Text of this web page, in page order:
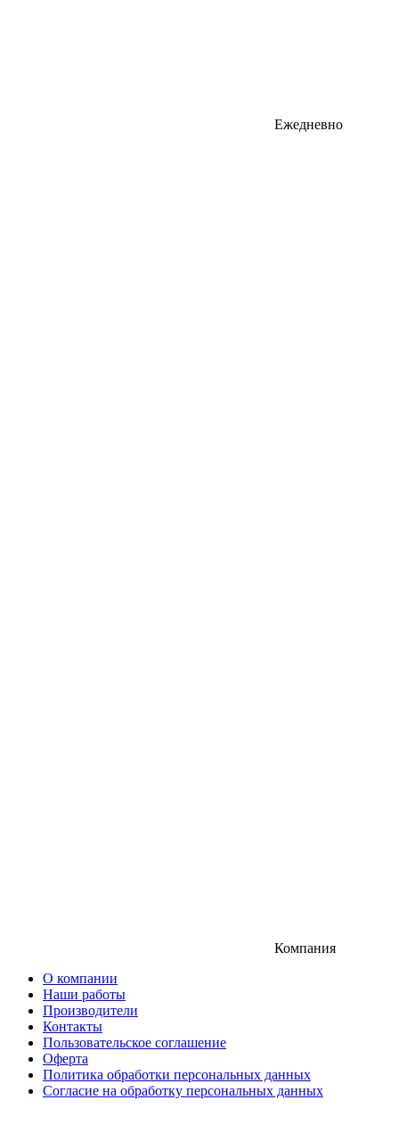
Ежедневно
Компания
О компании
Наши работы
Производители
Контакты
Пользовательское соглашение
Оферта
Политика обработки персональных данных
Согласие на обработку персональных данных